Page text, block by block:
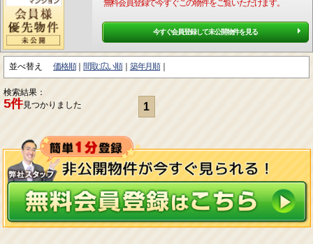
無料会員登録で今すぐこの物件をご覧いただけます。
今すぐ会員登録して未公開物件を見る
並べ替え 価格順 間取:広い順 築年月順
検索結果：
5件見つかりました 1